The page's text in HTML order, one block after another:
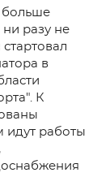
больше
ни разу не
в
К
работы